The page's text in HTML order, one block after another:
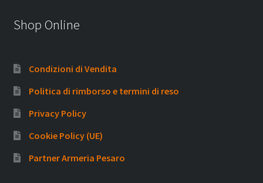
Shop Online
Condizioni di Vendita
Politica di rimborso e termini di reso
Privacy Policy
Cookie Policy (UE)
Partner Armeria Pesaro